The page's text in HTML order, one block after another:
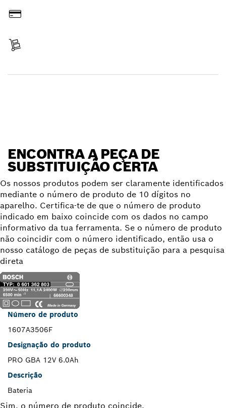
ENCONTRA A PEÇA DE
SUBSTITUIÇÃO CERTA
Os nossos produtos podem ser claramente identificados
mediante o número de produto de 10 dígitos no
aparelho. Certifica-te de que o número de produto
indicado em baixo coincide com os dados no campo
informativo da tua ferramenta. Se o número de produto
não coincidir com o número identificado, então usa o
nosso catálogo de peças de substituição para a pesquisa
direta
Número de produto
1607A3506F
Designação do produto
PRO GBA 12V 6.0Ah
Descrição
Bateria
Sim, o número de produto coincide.